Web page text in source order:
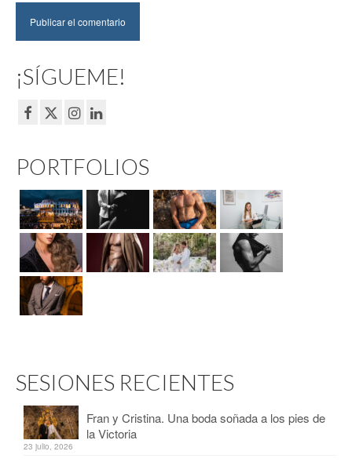
¡SÍGUEME!
PORTFOLIOS
SESIONES RECIENTES
Fran y Cristina. Una boda soñada a los pies de
la Victoria
23 julio, 2026